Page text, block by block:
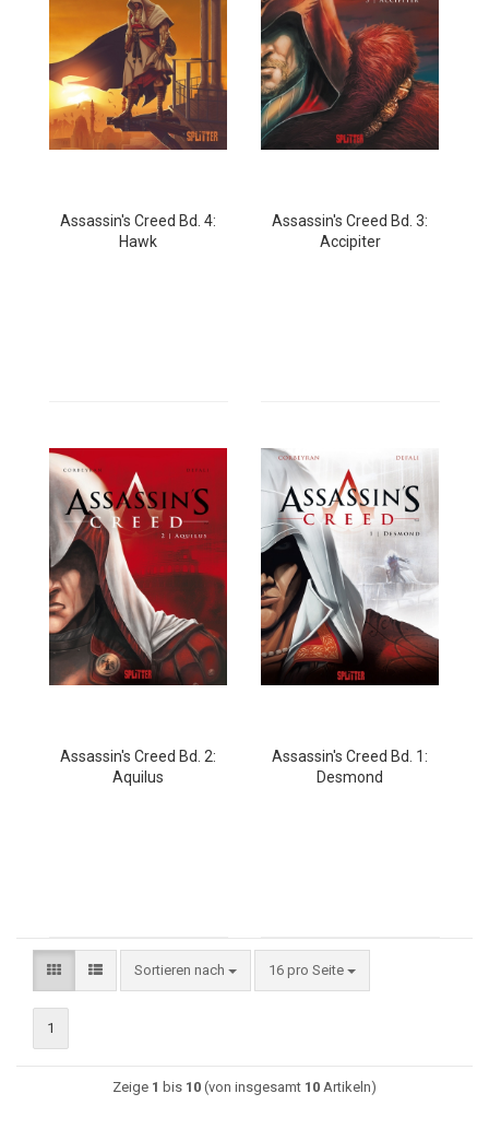
Assassin's Creed Bd. 4:
Hawk
Assassin's Creed Bd. 3:
Accipiter
Assassin's Creed Bd. 2:
Aquilus
Assassin's Creed Bd. 1:
Desmond
Sortieren nach 16 pro Seite
1
Zeige 1 bis 10 (von insgesamt 10 Artikeln)